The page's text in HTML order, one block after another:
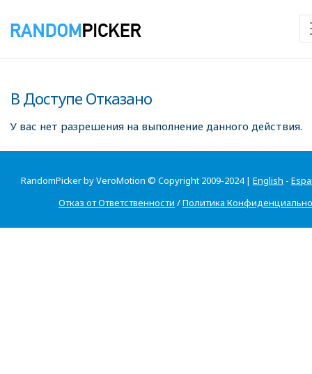
В Доступе Отказано
У вас нет разрешения на выполнение данного действия.
RandomPicker by VeroMotion © Copyright 2009-2024 | English -
Отказ от Ответственности /Политика